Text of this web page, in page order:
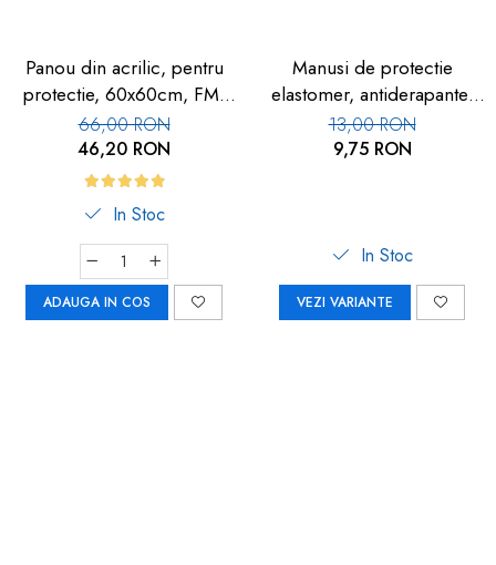
Panou din acrilic, pentru
protectie, 60x60cm, FM-
113
66,00 RON
46,20 RON
In Stoc
ADAUGA IN COS
Manusi de protectie
elastomer, antiderapante,
set 100 buc
13,00 RON
9,75 RON
In Stoc
VEZI VARIANTE